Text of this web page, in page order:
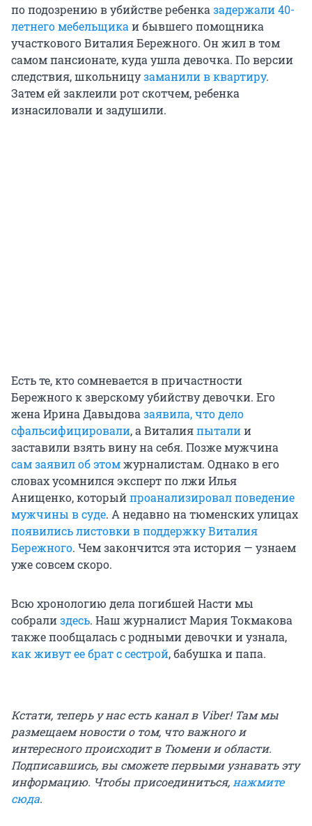
по подозрению в убийстве ребенказадержали 40-
летнего мебельщикаи бывшего помощника
участкового Виталия Бережного. Он жил в том
самом пансионате, куда ушла девочка. По версии
следствия, школьницузаманили в квартиру.
Затем ей заклеили рот скотчем, ребенка
изнасиловали и задушили.
Есть те, кто сомневается в причастности
Бережного к зверскому убийству девочки. Его
жена Ирина Давыдовазаявила, что дело
сфальсифицировали, а Виталияпыталии
заставили взять вину на себя. Позже мужчина
сам заявил об этомжурналистам. Однако в его
словах усомнился эксперт по лжи Илья
Анищенко, которыйпроанализировал поведение
мужчины в суде. А недавно на тюменских улицах
появились листовки в поддержку Виталия
Бережного. Чем закончится эта история — узнаем
уже совсем скоро.
Всю хронологию дела погибшей Насти мы
собрализдесь. Наш журналист Мария Токмакова
также пообщалась с родными девочки и узнала,
как живут ее брат с сестрой, бабушка и папа.
Кстати, теперь у нас есть канал в Viber! Там мы
размещаем новости о том, что важного и
интересного происходит в Тюмени и области.
Подписавшись, вы сможете первыми узнавать эту
информацию. Чтобы присоединиться,нажмите
сюда.